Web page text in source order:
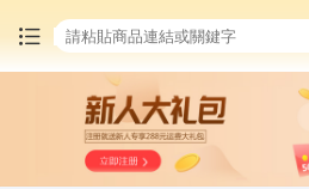
中國商品代購